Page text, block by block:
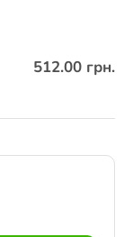
512.00 грн.